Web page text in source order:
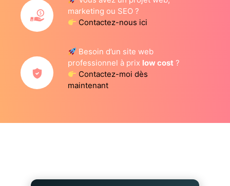
marketing ou SEO ?
Contactez-nous ici
Besoin d’un site web
professionnel à prix low cost ?
Contactez-moi dès
maintenant